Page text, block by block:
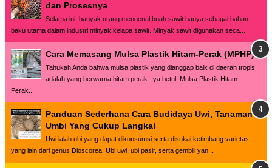
dan Prosesnya
Selama ini, banyak orang mengenal buah sawit hanya sebagai bahan
baku utama dalam industri minyak kelapa sawit. Minyak sawit digunakan seca...
Cara Memasang Mulsa Plastik Hitam-Perak (MPHP)
Tahukah Anda bahwa mulsa plastik yang dianggap baik di daerah tropis
adalah yang berwarna hitam perak. Iya betul, Mulsa Plastik Hitam-
Perak...
Panduan Sederhana Cara Budidaya Uwi, Tanaman
Umbi Yang Cukup Langka!
Uwi ialah ubi yang dapat dikonsumsi serta disukai ketimbang varietas
yang lain dari genus Dioscorea. Ubi uwi, ubi pasir, serta gembili yan...